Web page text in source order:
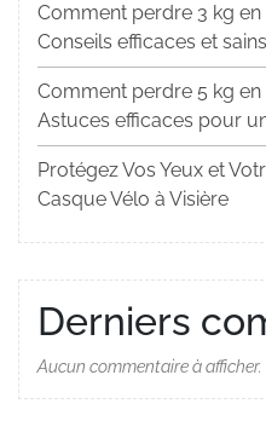
Comment perdre 3 kg
Conseils efficaces et sains
Comment perdre 5 kg
Astuces efficaces pour
Protégez Vos Yeux et
Casque Vélo à Visière
Derniers
Aucun commentaire à afficher.